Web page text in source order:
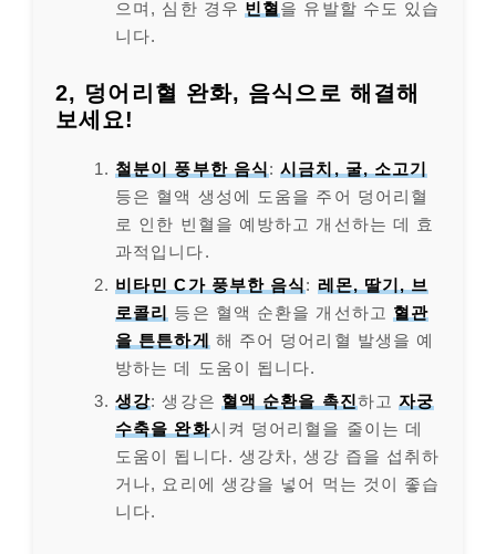
으며, 심한 경우 빈혈을 유발할 수도 있습
니다.
2, 덩어리혈 완화, 음식으로 해결해
보세요!
철분이 풍부한 음식 :시금치, 굴, 소고기
등은 혈액 생성에 도움을 주어 덩어리혈
로 인한 빈혈을 예방하고 개선하는 데 효
과적입니다.
비타민 C가 풍부한 음식 : 레몬, 딸기, 브
로콜리 등은 혈액 순환을 개선하고 혈관
을 튼튼하게 해 주어 덩어리혈 발생을 예
방하는 데 도움이 됩니다.
생강: 생강은 혈액 순환을 촉진하고자궁
수축을 완화시켜 덩어리혈을 줄이는 데
도움이 됩니다. 생강차, 생강 즙을 섭취하
거나, 요리에 생강을 넣어 먹는 것이 좋습
니다.